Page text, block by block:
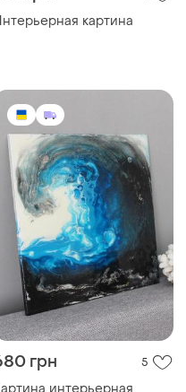
680 грн
Картина интерьерная